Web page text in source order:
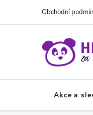
Obchodní
Akce a